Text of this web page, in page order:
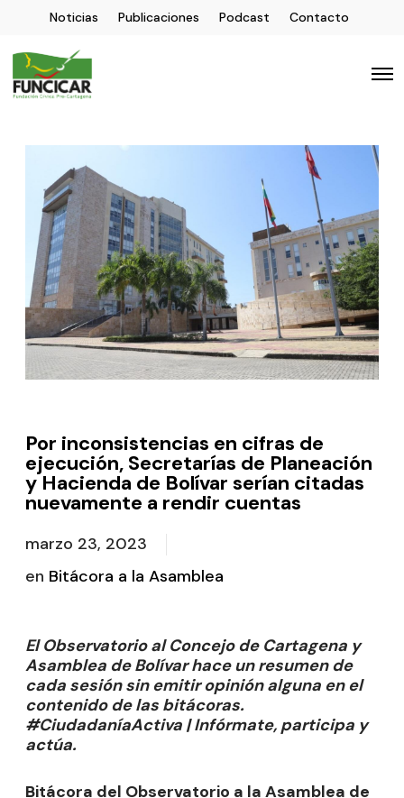
Noticias Publicaciones Podcast Contacto
Por inconsistencias en cifras de
ejecución, Secretarías de Planeación
y Hacienda de Bolívar serían citadas
nuevamente a rendir cuentas
marzo 23, 2023
en Bitácora a la Asamblea
El Observatorio al Concejo de Cartagena y
Asamblea de Bolívar hace un resumen de
cada sesión sin emitir opinión alguna en el
contenido de las bitácoras.
#CiudadaníaActiva | Infórmate, participa y
actúa.
Bitácora del Observatorio a la Asamblea de